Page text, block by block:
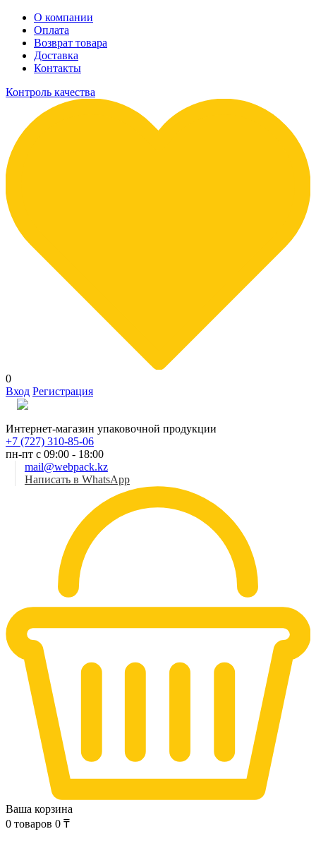
О компании
Оплата
Возврат товара
Доставка
Контакты
Контроль качества
0
Вход Регистрация
Интернет-магазин упаковочной продукции
+7 (727) 310-85-06
пн-пт с 09:00 - 18:00
mail@webpack.kz
Написать в WhatsApp
Ваша корзина
0 товаров 0 ₸